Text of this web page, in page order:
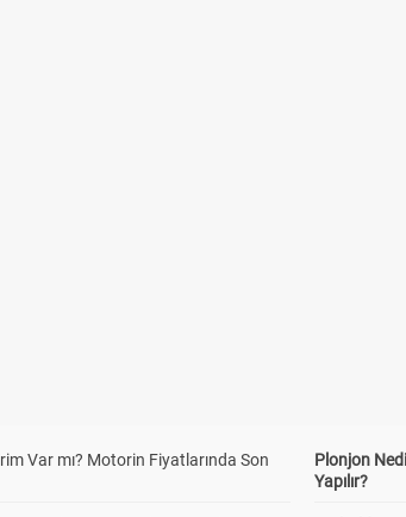
Var mı? Motorin Fiyatlarında Son
Plonjon
Yapılır?